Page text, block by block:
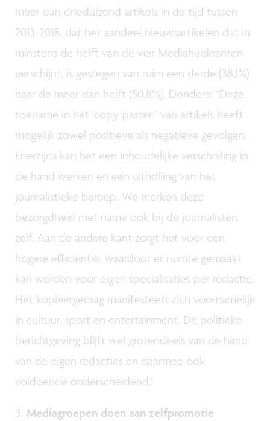
meer dan drieduizend artikels in de tijd tussen
2013-2018, dat het aandeel nieuwsartikelen dat in
minstens de helft van de vier Mediahuiskranten
verschijnt, is gestegen van ruim een derde (38,1%)
naar de meer dan helft (50,8%). Donders: “Deze
toename in het ‘copy-pasten’ van artikels heeft
mogelijk zowel positieve als negatieve gevolgen.
Enerzijds kan het een inhoudelijke verschraling in
de hand werken en een uitholling van het
journalistieke beroep. We merken deze
bezorgdheid met name ook bij de journalisten
zelf. Aan de andere kant zorgt het voor een
hogere efficiëntie, waardoor er ruimte gemaakt
kan worden voor eigen specialisaties per redactie.
Het kopieergedrag manifesteert zich voornamelijk
in cultuur, sport en entertainment. De politieke
berichtgeving blijft wel grotendeels van de hand
van de eigen redacties en daarmee ook
voldoende onderscheidend.”
Mediagroepen doen aan zelfpromotie